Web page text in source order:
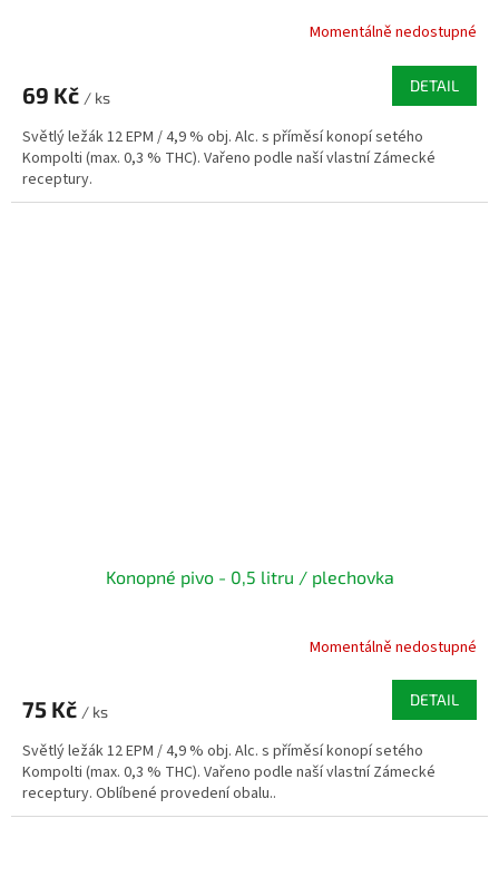
Momentálně nedostupné
69 Kč / ks
DETAIL
Světlý ležák 12 EPM / 4,9 % obj. Alc. s příměsí konopí setého
Kompolti (max. 0,3 % THC). Vařeno podle naší vlastní Zámecké
receptury.
Konopné pivo - 0,5 litru / plechovka
Momentálně nedostupné
75 Kč / ks
DETAIL
Světlý ležák 12 EPM / 4,9 % obj. Alc. s příměsí konopí setého
Kompolti (max. 0,3 % THC). Vařeno podle naší vlastní Zámecké
receptury. Oblíbené provedení obalu..